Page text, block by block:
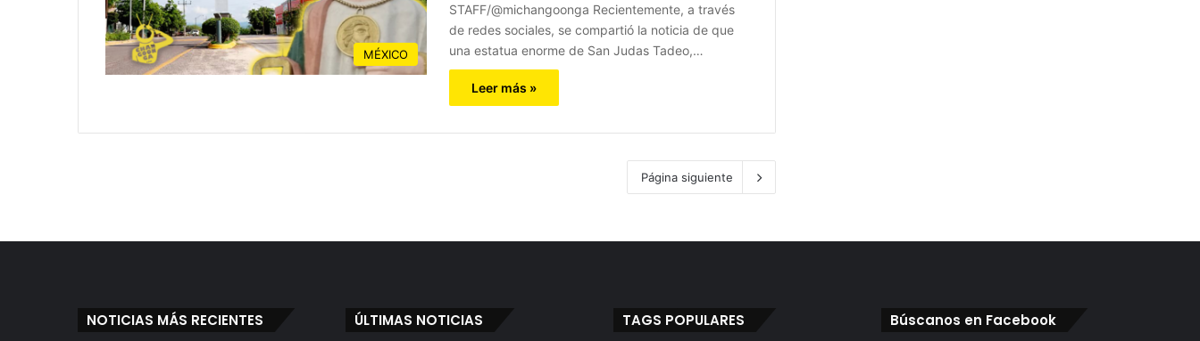
MÉXICO
STAFF/@michangoonga Recientemente, a través
de redes sociales, se compartió la noticia de que
una estatua enorme de San Judas Tadeo,…
Leer más »
Página siguiente
NOTICIAS MÁS RECIENTES ÚLTIMAS NOTICIAS TAGS POPULARES Búscanos en Facebook